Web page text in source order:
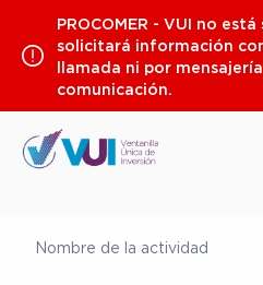
contenido
PROCOMER - VUI no
solicitará información
llamada ni por
comunicación.
Nombre de la actividad